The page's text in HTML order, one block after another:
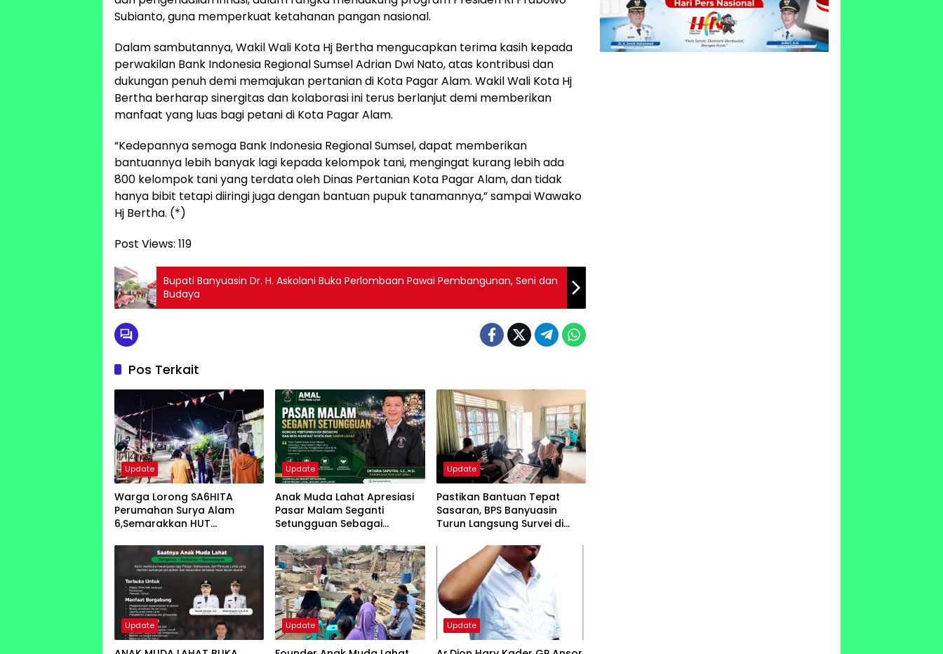
Subianto, guna memperkuat ketahanan pangan nasional.
Dalam sambutannya, Wakil Wali Kota Hj Bertha mengucapkan terima kasih kepada
perwakilan Bank Indonesia Regional Sumsel Adrian Dwi Nato, atas kontribusi dan
dukungan penuh demi memajukan pertanian di Kota Pagar Alam. Wakil Wali Kota Hj
Bertha berharap sinergitas dan kolaborasi ini terus berlanjut demi memberikan
manfaat yang luas bagi petani di Kota Pagar Alam.
“Kedepannya semoga Bank Indonesia Regional Sumsel, dapat memberikan
bantuannya lebih banyak lagi kepada kelompok tani, mengingat kurang lebih ada
800 kelompok tani yang terdata oleh Dinas Pertanian Kota Pagar Alam, dan tidak
hanya bibit tetapi diiringi juga dengan bantuan pupuk tanamannya,” sampai Wawako
Hj Bertha. (*)
Post Views: 119
Bupati Banyuasin Dr. H. Askolani Buka Perlombaan Pawai Pembangunan, Seni dan
Budaya
Pos Terkait
Update
Warga Lorong SA6HITA
Perumahan Surya Alam
6,Semarakkan HUT
Bendera dan Lampu Hias
Update
Anak Muda Lahat Apresiasi
Pasar Malam Seganti
Setungguan Sebagai
Kerakyatan
Update
Pastikan Bantuan Tepat
Sasaran, BPS Banyuasin
Turun Langsung Survei di
Update Update Update